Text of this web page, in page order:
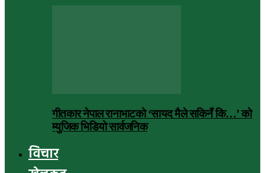
गीतकार नेपाल रानाभाटको ‘सायद मैले सकिनँ कि…’ को
म्युजिक भिडियो सार्वजनिक
विचार